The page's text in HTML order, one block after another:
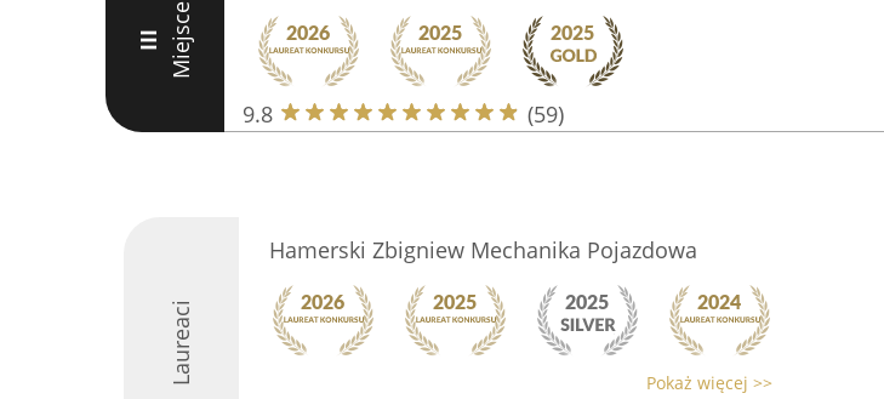
III Miejsce
9.8 (59)
Laureaci
Hamerski Zbigniew Mechanika Pojazdowa
Pokaż więcej >>